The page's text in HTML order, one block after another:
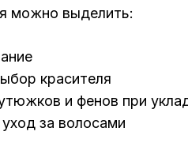
можно выделить:
красителя
и фенов при
за волосами